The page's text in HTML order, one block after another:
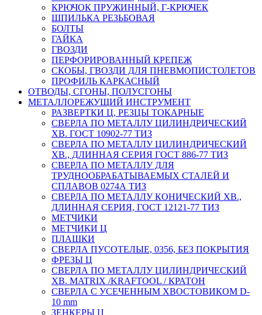
КРЮЧОК ПРУЖИННЫЙ, Г-КРЮЧЕК
ШПИЛЬКА РЕЗЬБОВАЯ
БОЛТЫ
ГАЙКА
ГВОЗДИ
ПЕРФОРИРОВАННЫЙ КРЕПЕЖ
СКОБЫ, ГВОЗДИ ДЛЯ ПНЕВМОПИСТОЛЕТОВ
ПРОФИЛЬ КАРКАСНЫЙ
ОТВОДЫ, СГОНЫ, ПОЛУСГОНЫ
МЕТАЛЛОРЕЖУЩИЙ ИНСТРУМЕНТ
РАЗВЕРТКИ Ц, РЕЗЦЫ ТОКАРНЫЕ
СВЕРЛА ПО МЕТАЛЛУ ЦИЛИНДРИЧЕСКИЙ
ХВ. ГОСТ 10902-77 ТИЗ
СВЕРЛА ПО МЕТАЛЛУ ЦИЛИНДРИЧЕСКИЙ
ХВ., ДЛИННАЯ СЕРИЯ ГОСТ 886-77 ТИЗ
СВЕРЛА ПО МЕТАЛЛУ ДЛЯ
ТРУДНООБРАБАТЫВАЕМЫХ СТАЛЕЙ И
СПЛАВОВ 0274А ТИЗ
СВЕРЛА ПО МЕТАЛЛУ КОНИЧЕСКИЙ ХВ.,
ДЛИННАЯ СЕРИЯ, ГОСТ 12121-77 ТИЗ
МЕТЧИКИ
МЕТЧИКИ Ц
ПЛАШКИ
СВЕРЛА ПУСОТЕЛЫЕ, 0356, БЕЗ ПОКРЫТИЯ
ФРЕЗЫ Ц
СВЕРЛА ПО МЕТАЛЛУ ЦИЛИНДРИЧЕСКИЙ
ХВ. MATRIX /KRAFTOOL / КРАТОН
СВЕРЛА С УСЕЧЕННЫМ ХВОСТОВИКОМ D-
10 mm
ЗЕНКЕРЫ Ц